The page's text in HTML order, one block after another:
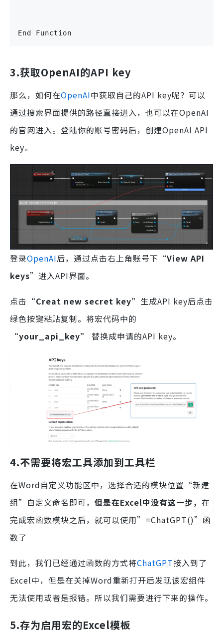
End Function
3.获取OpenAI的API key
那么，如何在OpenAI中获取自己的API key呢？可以
通过搜索界面提供的路径直接进入，也可以在OpenAI
的官网进入。登陆你的账号密码后，创建OpenAI API
key。
登录OpenAI后，通过点击右上角账号下“View API
keys”进入API界面。
点击 “Creat new secret key” 生成API key后点击
绿色按键粘贴复制。将宏代码中的
“your_api_key”
替换成申请的API key。
4.不需要将宏工具添加到工具栏
在Word自定义功能区中，选择合适的模块位置“新建
组”自定义命名即可， 但是在Excel中没有这一步， 在
完成宏函数模块之后，就可以使用”=ChatGPT()”函
数了
到此，我们已经通过函数的方式将ChatGPT接入到了
Excel中，但是在关掉Word重新打开后发现该宏组件
无法使用或者是报错。所以我们需要进行下来的操作。
5.存为启用宏的Excel模板